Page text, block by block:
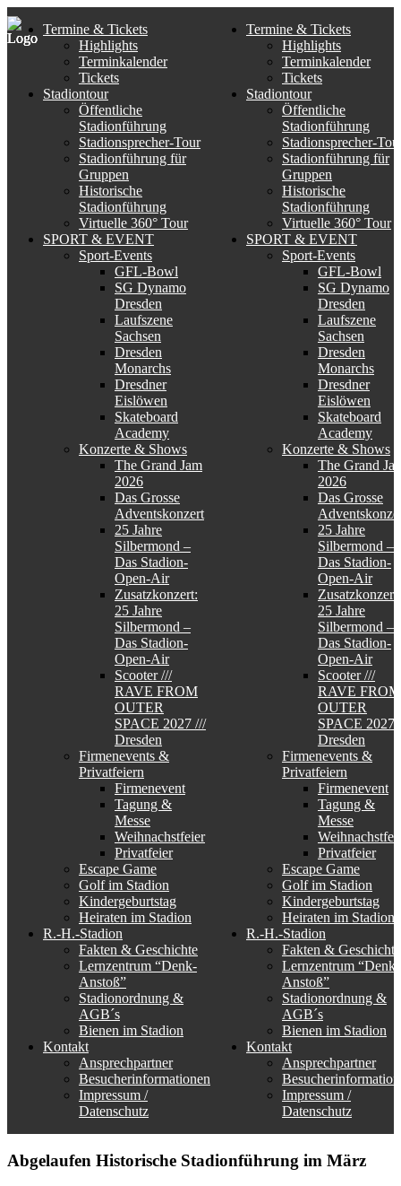
Termine & Tickets
Highlights
Terminkalender
Tickets
Stadiontour
Öffentliche
Stadionführung
Stadionsprecher-Tour
Stadionführung für
Gruppen
Historische
Stadionführung
Virtuelle 360° Tour
SPORT & EVENT
Sport-Events
GFL-Bowl
SG Dynamo
Dresden
Laufszene
Sachsen
Dresden
Monarchs
Dresdner
Eislöwen
Skateboard
Academy
Konzerte & Shows
The Grand Jam
2026
Das Grosse
Adventskonzert
25 Jahre
Silbermond –
Das Stadion-
Open-Air
Zusatzkonzert:
25 Jahre
Silbermond –
Das Stadion-
Open-Air
Scooter ///
RAVE FROM
OUTER
SPACE 2027 ///
Dresden
Firmenevents &
Privatfeiern
Firmenevent
Tagung &
Messe
Weihnachstfeier
Privatfeier
Escape Game
Golf im Stadion
Kindergeburtstag
Heiraten im Stadion
R.-H.-Stadion
Fakten & Geschichte
Lernzentrum “Denk-
Anstoß”
Stadionordnung &
AGB´s
Bienen im Stadion
Kontakt
Ansprechpartner
Besucherinformationen
Impressum /
Datenschutz
Termine & Tickets
Highlights
Terminkalender
Tickets
Stadiontour
Öffentliche
Stadionführung
Stadionsprecher-
Stadionführung für
Gruppen
Historische
Stadionführung
Virtuelle 360° Tour
SPORT & EVENT
Sport-Events
GFL-Bowl
SG Dynamo
Dresden
Laufszene
Sachsen
Dresden
Monarchs
Dresdner
Eislöwen
Skateboard
Academy
Konzerte & Shows
The Grand
2026
Das Grosse
25 Jahre
Silbermond –
Das Stadion-
Open-Air
Zusatzkonzert:
25 Jahre
Silbermond –
Das Stadion-
Open-Air
Scooter ///
RAVE FROM
OUTER
SPACE 2027
Dresden
Firmenevents &
Privatfeiern
Firmenevent
Tagung &
Messe
Privatfeier
Escape Game
Golf im Stadion
Kindergeburtstag
Heiraten im Stadion
R.-H.-Stadion
Fakten & Geschichte
Lernzentrum “Denk-
Anstoß”
Stadionordnung &
AGB´s
Bienen im Stadion
Kontakt
Ansprechpartner
Impressum /
Datenschutz
Abgelaufen Historische Stadionführung im März